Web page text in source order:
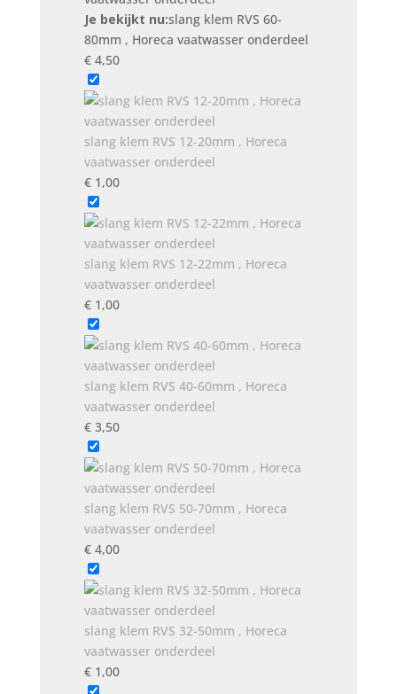
Je bekijkt nu:slang klem RVS 60-
80mm , Horeca vaatwasser onderdeel
€4,50
slang klem RVS 12-20mm , Horeca
vaatwasser onderdeel
€1,00
slang klem RVS 12-22mm , Horeca
vaatwasser onderdeel
€1,00
slang klem RVS 40-60mm , Horeca
vaatwasser onderdeel
€3,50
slang klem RVS 50-70mm , Horeca
vaatwasser onderdeel
€4,00
slang klem RVS 32-50mm , Horeca
vaatwasser onderdeel
€1,00